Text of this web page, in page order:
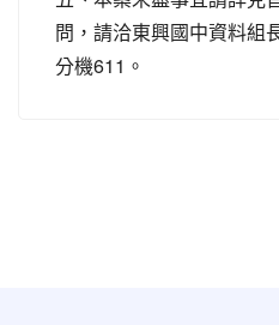
問，請洽東興國中資料組
分機611。